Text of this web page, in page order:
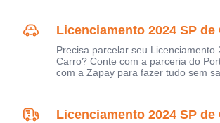
Licenciamento 2024 SP de
Precisa parcelar seu Licenciamento
Carro? Conte com a parceria do
com a Zapay para fazer tudo sem
Licenciamento 2024 SP de